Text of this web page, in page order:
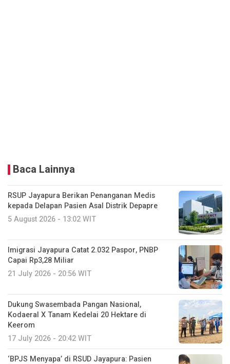
Baca Lainnya
RSUP Jayapura Berikan Penanganan Medis
kepada Delapan Pasien Asal Distrik Depapre
5 August 2026 - 13:02 WIT
Imigrasi Jayapura Catat 2.032 Paspor, PNBP
Capai Rp3,28 Miliar
21 July 2026 - 20:56 WIT
Dukung Swasembada Pangan Nasional,
Kodaeral X Tanam Kedelai 20 Hektare di
Keerom
17 July 2026 - 20:42 WIT
‘BPJS Menyapa’ di RSUD Jayapura: Pasien